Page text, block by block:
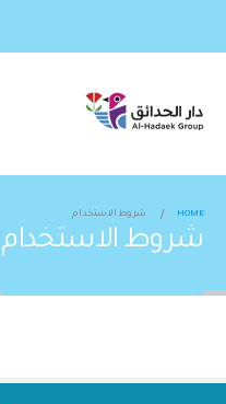
HOME شروط الاستخدام
شروط الاستخدام